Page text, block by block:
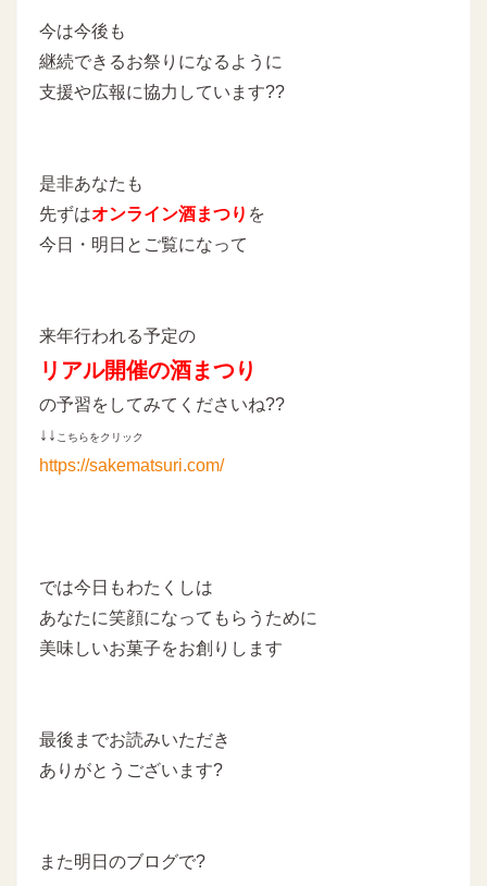
今は今後も
継続できるお祭りになるように
支援や広報に協力しています??
是非あなたも
先ずはオンライン酒まつり を
今日・明日とご覧になって
来年行われる予定の
リアル開催の酒まつり
の予習をしてみてくださいね??
↓↓ こちらをクリック
https://sakematsuri.com/
では今日もわたくしは
あなたに笑顔になってもらうために
美味しいお菓子をお創りします
最後までお読みいただき
ありがとうございます?
また明日のブログで?